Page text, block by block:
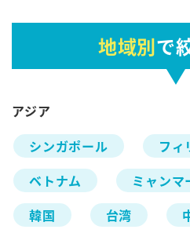
地域別で
アジア
シンガポール
フィ
ベトナム
ミャンマ
韓国
台湾